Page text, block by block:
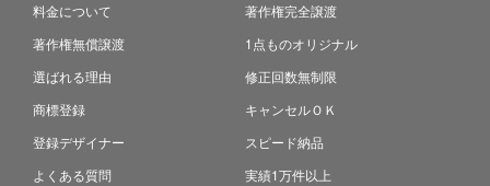
料金について
著作権無償譲渡
選ばれる理由
商標登録
登録デザイナー
よくある質問
著作権完全譲渡
1点ものオリジナル
修正回数無制限
キャンセルＯＫ
スピード納品
実績1万件以上